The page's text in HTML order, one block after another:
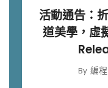
活動通告：
道美學，虛擬機玩
By 編